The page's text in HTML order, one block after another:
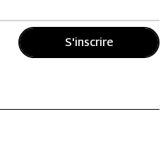
S'inscrire